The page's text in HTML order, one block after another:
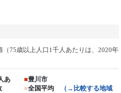
75歳以上人口1千人あたりは、2020年
あ
■豊川市
■全国平均
（→比較する地域